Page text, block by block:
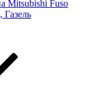
Mitsubishi Fuso